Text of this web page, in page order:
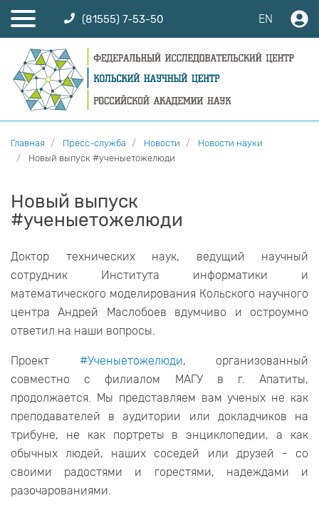
(81555) 7-53-50 EN
Главная Пресс-служба Новости
Новости науки
Новый выпуск #ученыетожелюди
Новый выпуск
#ученыетожелюди
Доктор технических наук, ведущий научный
сотрудник Института информатики и
математического моделирования Кольского научного
центра Андрей Маслобоев вдумчиво и остроумно
ответил на наши вопросы.
Проект #Ученыетожелюди, организованный
совместно с филиалом МАГУ в г. Апатиты,
продолжается. Мы представляем вам ученых не как
преподавателей в аудитории или докладчиков на
трибуне, не как портреты в энциклопедии, а как
обычных людей, наших соседей или друзей - со
своими радостями и горестями, надеждами и
разочарованиями.